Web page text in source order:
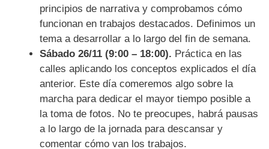
principios de narrativa y comprobamos cómo
funcionan en trabajos destacados. Definimos un
tema a desarrollar a lo largo del fin de semana.
Sábado 26/11 (9:00 – 18:00). Práctica en las
calles aplicando los conceptos explicados el día
anterior. Este día comeremos algo sobre la
marcha para dedicar el mayor tiempo posible a
la toma de fotos. No te preocupes, habrá pausas
a lo largo de la jornada para descansar y
comentar cómo van los trabajos.